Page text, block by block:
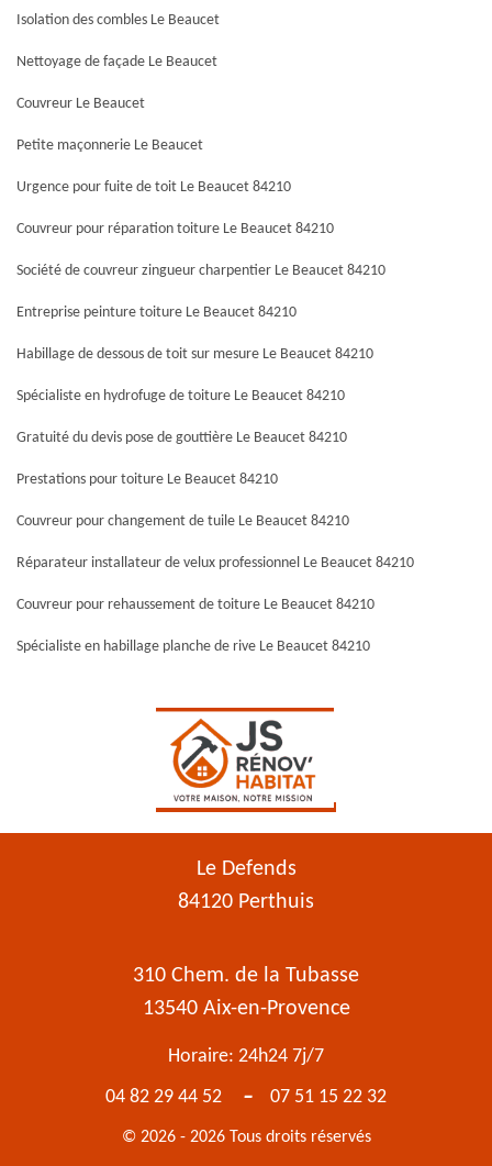
Isolation des combles Le Beaucet
Nettoyage de façade Le Beaucet
Couvreur Le Beaucet
Petite maçonnerie Le Beaucet
Urgence pour fuite de toit Le Beaucet 84210
Couvreur pour réparation toiture Le Beaucet 84210
Société de couvreur zingueur charpentier Le Beaucet 84210
Entreprise peinture toiture Le Beaucet 84210
Habillage de dessous de toit sur mesure Le Beaucet 84210
Spécialiste en hydrofuge de toiture Le Beaucet 84210
Gratuité du devis pose de gouttière Le Beaucet 84210
Prestations pour toiture Le Beaucet 84210
Couvreur pour changement de tuile Le Beaucet 84210
Réparateur installateur de velux professionnel Le Beaucet 84210
Couvreur pour rehaussement de toiture Le Beaucet 84210
Spécialiste en habillage planche de rive Le Beaucet 84210
Le Defends
84120 Perthuis
310 Chem. de la Tubasse
13540 Aix-en-Provence
Horaire: 24h24 7j/7
04 82 29 44 52
- 07 51 15 22 32
© 2026 - 2026 Tous droits réservés